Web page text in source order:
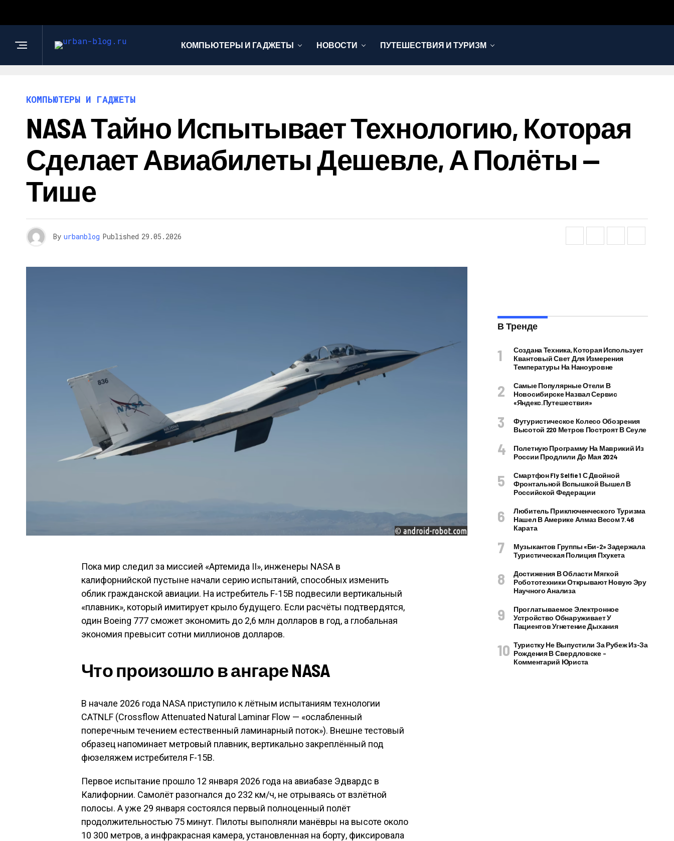
КОМПЬЮТЕРЫ И ГАДЖЕТЫ НОВОСТИ ПУТЕШЕСТВИЯ И ТУРИЗМ
КОМПЬЮТЕРЫ И ГАДЖЕТЫ
NASA Тайно Испытывает Технологию, Которая
Сделает Авиабилеты Дешевле, А Полёты —
Тише
By urbanblog Published 29.05.2026
Пока мир следил за миссией «Артемида II», инженеры NASA в
калифорнийской пустыне начали серию испытаний, способных изменить
облик гражданской авиации. На истребитель F-15B подвесили вертикальный
«плавник», который имитирует крыло будущего. Если расчёты подтвердятся,
один Boeing 777 сможет экономить до 2,6 млн долларов в год, а глобальная
экономия превысит сотни миллионов долларов.
Что произошло в ангаре NASA
В начале 2026 года NASA приступило к лётным испытаниям технологии
CATNLF (Crossflow Attenuated Natural Laminar Flow — «ослабленный
поперечным течением естественный ламинарный поток»). Внешне тестовый
образец напоминает метровый плавник, вертикально закреплённый под
фюзеляжем истребителя F-15B.
Первое испытание прошло 12 января 2026 года на авиабазе Эдвардс в
Калифорнии. Самолёт разогнался до 232 км/ч, не отрываясь от взлётной
полосы. А уже 29 января состоялся первый полноценный полёт
продолжительностью 75 минут. Пилоты выполняли манёвры на высоте около
10 300 метров, а инфракрасная камера, установленная на борту, фиксировала
В Тренде
Создана Техника, Которая Использует
Квантовый Свет Для Измерения
Температуры На Наноуровне
Самые Популярные Отели В
Новосибирске Назвал Сервис
«Яндекс.Путешествия»
Футуристическое Колесо Обозрения
Высотой 220 Метров Построят В Сеуле
Полетную Программу На Маврикий Из
России Продлили До Мая 2024
Смартфон Fly Selfie 1 С Двойной
Фронтальной Вспышкой Вышел В
Российской Федерации
Любитель Приключенческого Туризма
Нашел В Америке Алмаз Весом 7.46
Карата
Музыкантов Группы «Би-2» Задержала
Туристическая Полиция Пхукета
Достижения В Области Мягкой
Робототехники Открывают Новую Эру
Научного Анализа
Проглатываемое Электронное
Устройство Обнаруживает У
Пациентов Угнетение Дыхания
Туристку Не Выпустили За Рубеж Из-За
Рождения В Свердловске –
Комментарий Юриста